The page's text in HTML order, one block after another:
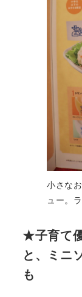
小さな
ュー。
★子育て
と、ミニ
も